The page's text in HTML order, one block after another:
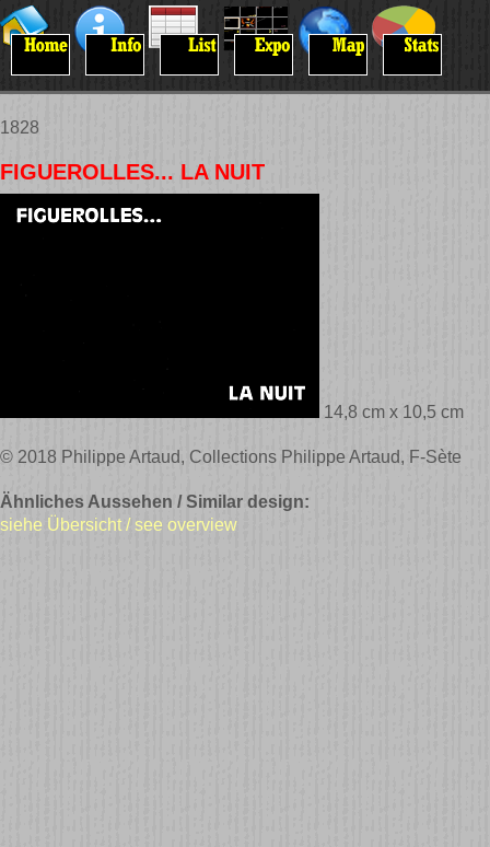
1828
FIGUEROLLES... LA NUIT
14,8 cm x 10,5 cm
© 2018 Philippe Artaud, Collections Philippe Artaud, F-Sète
Ähnliches Aussehen / Similar design:
siehe Übersicht / see overview